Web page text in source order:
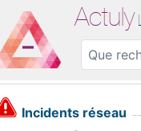
Actuly
Incidents réseau